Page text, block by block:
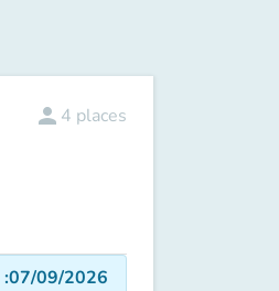
person 4 places
:07/09/2026